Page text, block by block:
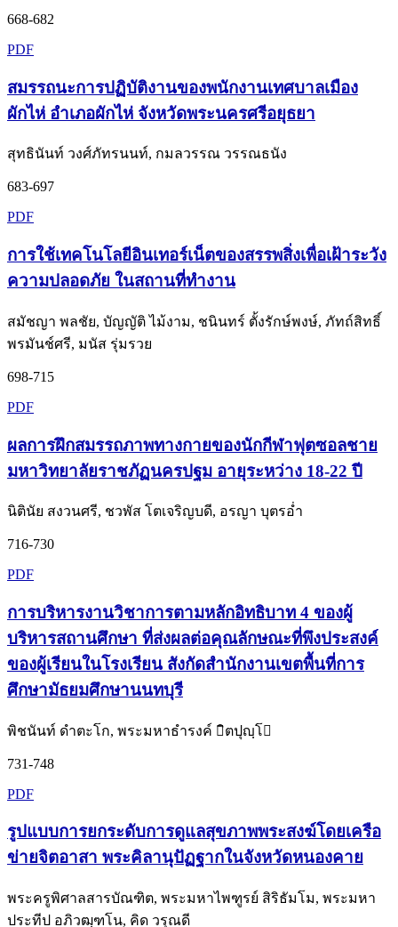
668-682
PDF
สมรรถนะการปฏิบัติงานของพนักงานเทศบาลเมือง
ผักไห่ อำเภอผักไห่ จังหวัดพระนครศรีอยุธยา
สุทธินันท์ วงศ์ภัทรนนท์, กมลวรรณ วรรณธนัง
683-697
PDF
การใช้เทคโนโลยีอินเทอร์เน็ตของสรรพสิ่งเพื่อเฝ้าระวัง
ความปลอดภัย ในสถานที่ทำงาน
สมัชญา พลชัย, บัญญัติ ไม้งาม, ชนินทร์ ตั้งรักษ์พงษ์, ภัทถ์สิทธิ์
พรมันช์ศรี, มนัส รุ่มรวย
698-715
PDF
ผลการฝึกสมรรถภาพทางกายของนักกีฬาฟุตซอลชาย
มหาวิทยาลัยราชภัฏนครปฐม อายุระหว่าง 18-22 ปี
นิตินัย สงวนศรี, ชวพัส โตเจริญบดี, อรญา บุตรอ่ำ
716-730
PDF
การบริหารงานวิชาการตามหลักอิทธิบาท 4 ของผู้
บริหารสถานศึกษา ที่ส่งผลต่อคุณลักษณะที่พึงประสงค์
ของผู้เรียนในโรงเรียน สังกัดสำนักงานเขตพื้นที่การ
ศึกษามัธยมศึกษานนทบุรี
พิชนันท์ ดำตะโก, พระมหาธำรงค์ ิตปุญฺโ
731-748
PDF
รูปแบบการยกระดับการดูแลสุขภาพพระสงฆ์โดยเครือ
ข่ายจิตอาสา พระคิลานุปัฏฐากในจังหวัดหนองคาย
พระครูพิศาลสารบัณฑิต, พระมหาไพฑูรย์ สิริธัมโม, พระมหา
ประทีป อภิวฒฺฑโน, คิด วรุณดี